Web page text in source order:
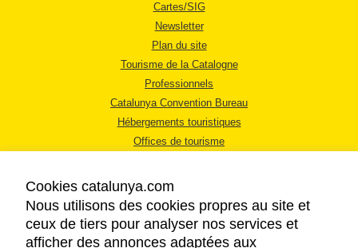
Cartes/SIG
Newsletter
Plan du site
Tourisme de la Catalogne
Professionnels
Catalunya Convention Bureau
Hébergements touristiques
Offices de tourisme
Cookies catalunya.com
Nous utilisons des cookies propres au site et
ceux de tiers pour analyser nos services et
afficher des annonces adaptées aux